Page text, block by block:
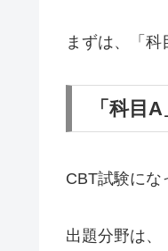
まずは、「
「科目
CBT試験にな
出題分野は、